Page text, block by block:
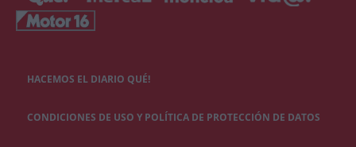
HACEMOS EL DIARIO QUÉ!
CONDICIONES DE USO Y POLÍTICA DE PROTECCIÓN DE DATOS